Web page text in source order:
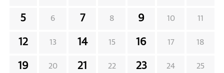
5 6 7 8 9 10 11
12 13 14 15 16 17 18
19 20 21 22 23 24 25